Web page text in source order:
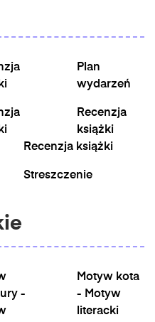
Plan
wydarzeń
Recenzja
książki
Recenzja książki
Streszczenie
-
Motyw kota
- Motyw
literacki